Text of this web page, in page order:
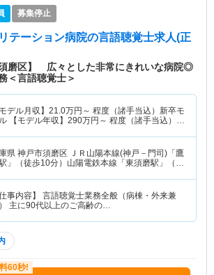
募集停止
テーション病院の言語聴覚士求人(正
須磨区】 広々とした非常にきれいな病院◎
＜言語聴覚士＞
モデル月収】 21.0万円～ 程度（諸手当込）新卒モ
【モデル年収】 290万円～ 程度（諸手当込）新
県 神戸市須磨区 ＪＲ山陽本線(神戸－門司)「鷹
」（徒歩10分）山陽電鉄本線「東須磨駅」（徒
仕事内容】 言語聴覚士業務全般（病棟・外来兼
務） 主に90代以上のご高齢の…